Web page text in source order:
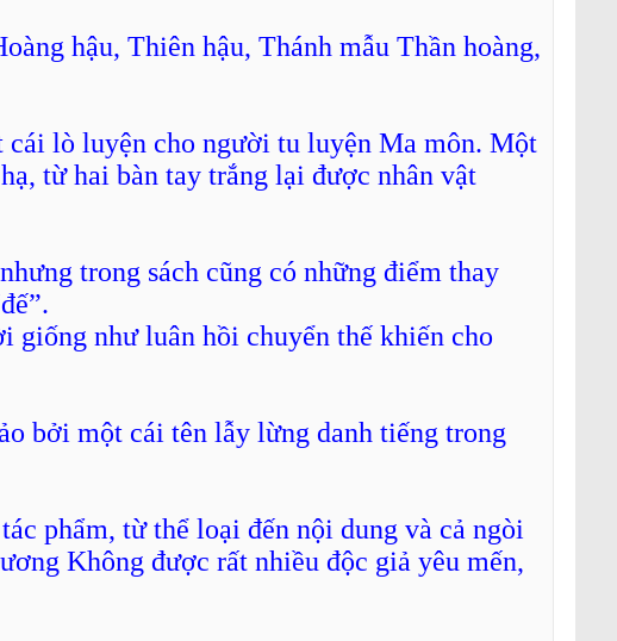
hậu, Thiên hậu, Thánh mẫu Thần hoàng,
lò luyện cho người tu luyện Ma môn. Một
từ hai bàn tay trắng lại được nhân vật
trong sách cũng có những điểm thay
giống như luân hồi chuyển thế khiến cho
bởi một cái tên lẫy lừng danh tiếng trong
phẩm, từ thể loại đến nội dung và cả ngòi
Không được rất nhiều độc giả yêu mến,